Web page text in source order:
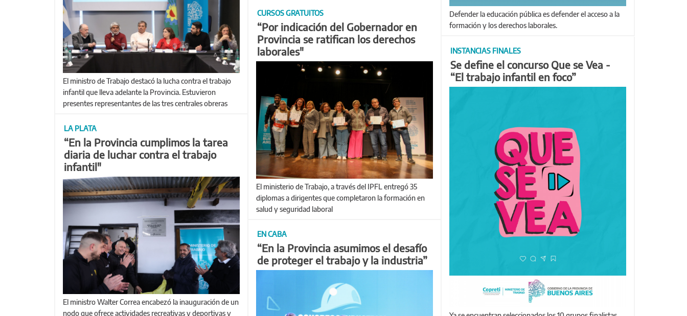
Defender la educación pública es defender el acceso a la
formación y los derechos laborales.
El ministro de Trabajo destacó la lucha contra el trabajo
infantil que lleva adelante la Provincia. Estuvieron
presentes representantes de las tres centrales obreras
CURSOS GRATUITOS
“Por indicación del Gobernador en
Provincia se ratifican los derechos
laborales"
El ministerio de Trabajo, a través del IPFL entregó 35
diplomas a dirigentes que completaron la formación en
salud y seguridad laboral
INSTANCIAS FINALES
Se define el concurso Que se Vea -
“El trabajo infantil en foco”
LA PLATA
“En la Provincia cumplimos la tarea
diaria de luchar contra el trabajo
infantil"
El ministro Walter Correa encabezó la inauguración de un
nodo que ofrece actividades recreativas y deportivas y
EN CABA
“En la Provincia asumimos el desafío
de proteger el trabajo y la industria”